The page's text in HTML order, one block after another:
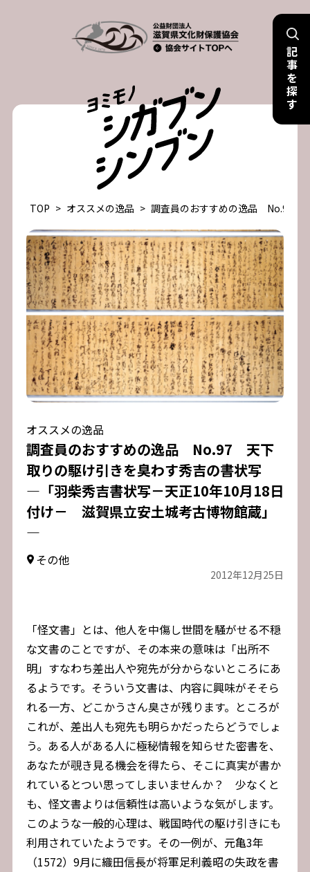
記
事
を
探
す
TOP > オススメの逸品 > 調査員のおすすめの逸品 No.97
オススメの逸品
調査員のおすすめの逸品 No.97 天下
取りの駆け引きを臭わす秀吉の書状写
―「羽柴秀吉書状写－天正10年10月18日
付け－ 滋賀県立安土城考古博物館蔵」
―
その他
2012年12月25日
「怪文書」とは、他人を中傷し世間を騒がせる不穏
な文書のことですが、その本来の意味は「出所不
明」すなわち差出人や宛先が分からないところにあ
るようです。そういう文書は、内容に興味がそそら
れる一方、どこかうさん臭さが残ります。ところが
これが、差出人も宛先も明らかだったらどうでしょ
う。ある人がある人に極秘情報を知らせた密書を、
あなたが覗き見る機会を得たら、そこに真実が書か
れているとつい思ってしまいませんか？ 少なくと
も、怪文書よりは信頼性は高いような気がします。
このような一般的心理は、戦国時代の駆け引きにも
利用されていたようです。その一例が、元亀3年
（1572）9月に織田信長が将軍足利義昭の失政を書